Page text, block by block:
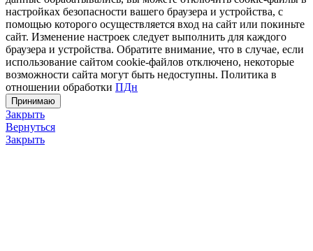
настройках безопасности вашего браузера и устройства, с
помощью которого осуществляется вход на сайт или покиньте
сайт. Изменение настроек следует выполнить для каждого
браузера и устройства. Обратите внимание, что в случае, если
использование сайтом cookie-файлов отключено, некоторые
возможности сайта могут быть недоступны. Политика в
отношении обработки ПДн
Принимаю
Закрыть
Вернуться
Закрыть